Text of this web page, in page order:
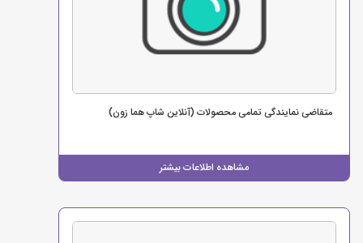
مشاهده اطلاعات بیشتر
متقاضی نمایندگی تمامی محصولات (آنلاین شاپ هما زون)